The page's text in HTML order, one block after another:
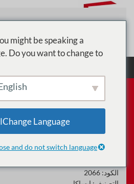
تدريب تقني
المعتمد (CIPT)
الكود: 2066
might be speaking a
Do you want to change to:
Change Languageاختر اللغة
and do not switch language